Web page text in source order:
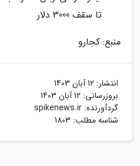
تا سقف 3000 دلار
منبع: کجارو
انتشار: 12 آبان 1403
بروزرسانی: 12 آبان 1403
گردآورنده: spikenews.ir
شناسه مطلب: 1803